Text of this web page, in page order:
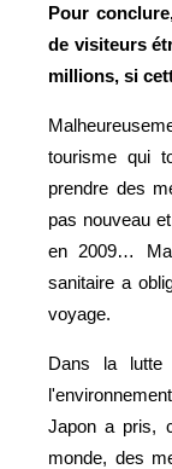
Pour
de visiteurs
millions, si
tourisme qui
prendre des
pas nouveau
en 2009…
sanitaire a
voyage.
Dans la lutte
Japon a pris,
monde, des